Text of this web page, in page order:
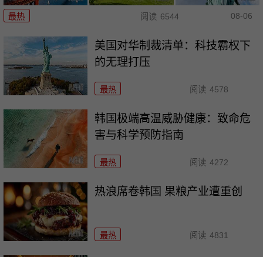
最热 阅读 6544 08-06
美国对华制裁清单：科技霸权下
的无理打压
最热 阅读 4578
韩国极端高温威胁健康：致命危
害与科学预防指南
最热 阅读 4272
热浪席卷韩国 果粮产业遭重创
最热 阅读 4831